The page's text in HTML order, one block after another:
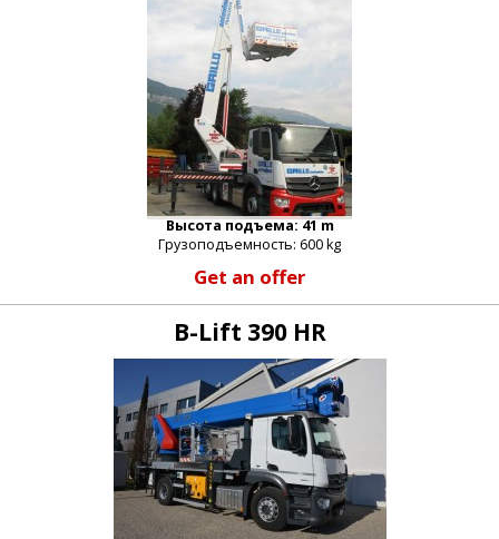
Высота подъема: 41 m
Грузоподъемность: 600 kg
Get an offer
B-Lift 390 HR